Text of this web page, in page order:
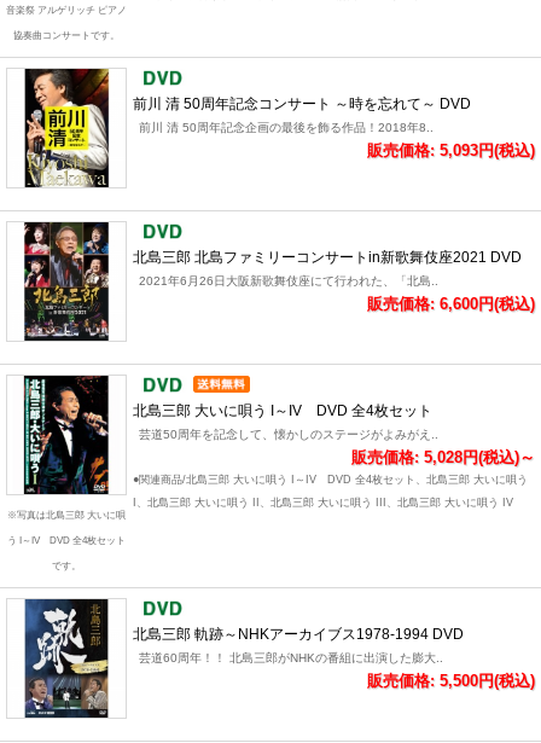
音楽祭 アルゲリッチ ピアノ
協奏曲コンサートです。
前川 清 50周年記念コンサート ～時を忘れて～ DVD
前川 清 50周年記念企画の最後を飾る作品！2018年8..
販売価格: 5,093円(税込)
北島三郎 北島ファミリーコンサートin新歌舞伎座2021 DVD
2021年6月26日大阪新歌舞伎座にて行われた、「北島..
販売価格: 6,600円(税込)
※写真は北島三郎 大いに唄
う I～IV DVD 全4枚セット
です。
北島三郎 大いに唄う I～IV DVD 全4枚セット
芸道50周年を記念して、懐かしのステージがよみがえ..
販売価格: 5,028円(税込)～
●関連商品/北島三郎 大いに唄う I～IV DVD 全4枚セット、北島三郎 大いに唄う
I、北島三郎 大いに唄う II、北島三郎 大いに唄う III、北島三郎 大いに唄う IV
北島三郎 軌跡～NHKアーカイブス1978-1994 DVD
芸道60周年！！ 北島三郎がNHKの番組に出演した膨大..
販売価格: 5,500円(税込)